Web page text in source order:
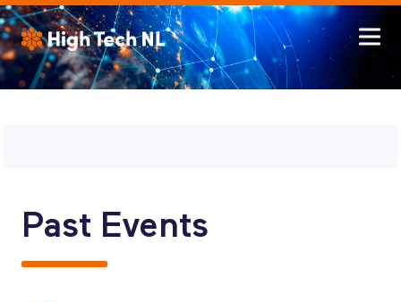
Past Events